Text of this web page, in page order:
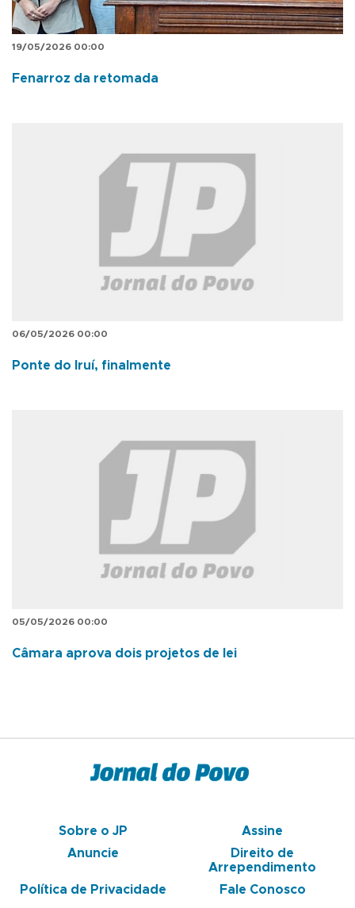
19/05/2026 00:00
Fenarroz da retomada
06/05/2026 00:00
Ponte do Iruí, finalmente
05/05/2026 00:00
Câmara aprova dois projetos de lei
Sobre o JP
Assine
Anuncie
Direito de
Arrependimento
Política de Privacidade
Fale Conosco